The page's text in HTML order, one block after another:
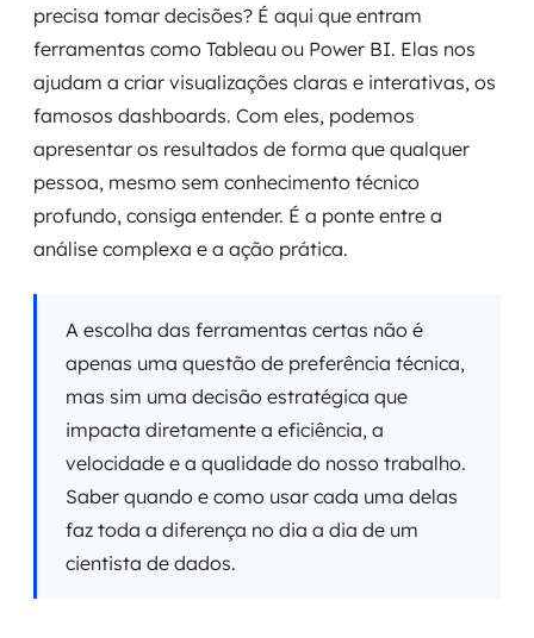
precisa tomar decisões? É aqui que entram
ferramentas como Tableau ou Power BI. Elas nos
ajudam a criar visualizações claras e interativas, os
famosos dashboards. Com eles, podemos
apresentar os resultados de forma que qualquer
pessoa, mesmo sem conhecimento técnico
profundo, consiga entender. É a ponte entre a
análise complexa e a ação prática.
A escolha das ferramentas certas não é
apenas uma questão de preferência técnica,
mas sim uma decisão estratégica que
impacta diretamente a eficiência, a
velocidade e a qualidade do nosso trabalho.
Saber quando e como usar cada uma delas
faz toda a diferença no dia a dia de um
cientista de dados.